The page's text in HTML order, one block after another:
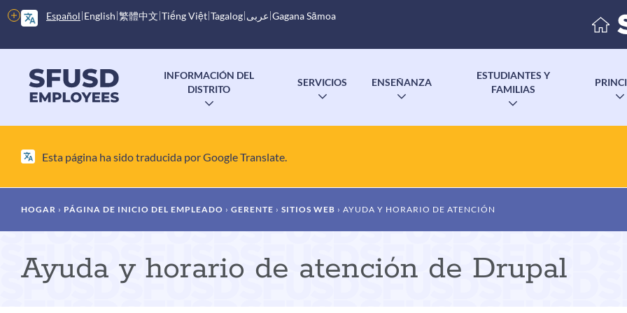
Saltar
al
principal
Español English 繁體中文 Tiếng Việt Tagalog عربى Gagana Sāmoa
Más
opciones
principal
INFORMACIÓN DEL
DISTRITO
ALTERNAR
SERVICIOS
ALTERNAR
ENSEÑANZA
ESTUDIANTES Y
FAMILIAS
Esta página ha sido traducida por Google Translate.
Migaja
pan
HOGAR PÁGINA DE INICIO DEL EMPLEADO GERENTE SITIOS WEB AYUDA Y HORARIO DE ATENCIÓN
Ayuda y horario de atención de Drupal